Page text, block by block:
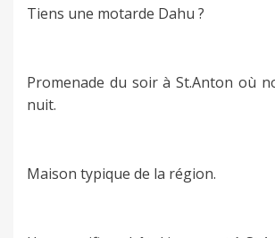
Tiens une motarde Dahu ?
Promenade du soir à St.Anton où
nuit.
Maison typique de la région.